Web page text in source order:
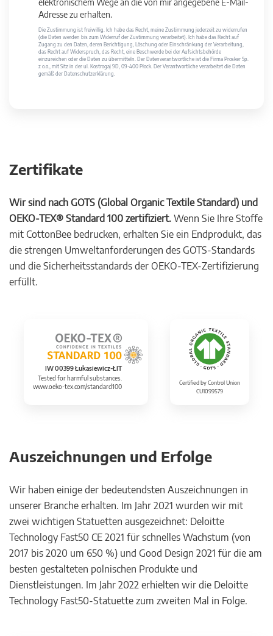
elektronischem Wege an die von mir angegebene E-Mail-
Adresse zu erhalten.
Die Zustimmung ist freiwillig. Ich habe das Recht, meine Zustimmung jederzeit zu widerrufen
(die Daten werden bis zum Widerruf der Zustimmung verarbeitet). Ich habe das Recht auf
Zugang zu den Daten, deren Berichtigung, Löschung oder Einschränkung der Verarbeitung,
das Recht auf Widerspruch, das Recht, eine Beschwerde bei der Aufsichtsbehörde
einzureichen oder die Daten zu übermitteln. Der Datenverantwortliche ist die Firma Prosker Sp.
z o.o., mit Sitz in der ul. Kostrogaj 9D, 09-400 Płock. Der Verantwortliche verarbeitet die Daten
gemäß der Datenschutzerklärung.
Zertifikate
Wir sind nach GOTS (Global Organic Textile Standard) und
OEKO-TEX® Standard 100 zertifiziert. Wenn Sie Ihre Stoffe
mit CottonBee bedrucken, erhalten Sie ein Endprodukt, das
die strengen Umweltanforderungen des GOTS-Standards
und die Sicherheitsstandards der OEKO-TEX-Zertifizierung
erfüllt.
IW 00399 Łukasiewicz-ŁIT
Tested for harmful substances.
www.oeko-tex.com/standard100
Certified by Control Union
CU1099579
Auszeichnungen und Erfolge
Wir haben einige der bedeutendsten Auszeichnungen in
unserer Branche erhalten. Im Jahr 2021 wurden wir mit
zwei wichtigen Statuetten ausgezeichnet: Deloitte
Technology Fast50 CE 2021 für schnelles Wachstum (von
2017 bis 2020 um 650 %) und Good Design 2021 für die am
besten gestalteten polnischen Produkte und
Dienstleistungen. Im Jahr 2022 erhielten wir die Deloitte
Technology Fast50-Statuette zum zweiten Mal in Folge.